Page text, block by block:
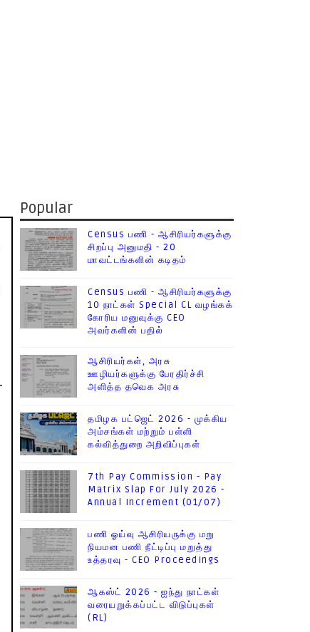
Popular
Census பணி - ஆசிரியர்களுக்கு
சிறப்பு அனுமதி - 20
மாவட்டங்களின் கடிதம்
Census பணி - ஆசிரியர்களுக்கு
10 நாட்கள் Special CL வழங்கக்
கோரிய மனுவுக்கு CEO
அவர்களின் பதில்
ஆசிரியர்கள், அரசு
ஊழியர்களுக்கு பேரதிர்ச்சி
அளித்த தவெக அரசு
தமிழக பட்ஜெட் 2026 - முக்கிய
அம்சங்கள் மற்றும் பள்ளி
கல்வித்துறை அறிவிப்புகள்
7th Pay Commission - Pay
Matrix Slap For July 2026 -
Annual Increment (01/07)
பணி ஓய்வு ஆசிரியருக்கு மறு
நியமன பணி நீட்டிப்பு மறுத்து
உத்தரவு - CEO Proceedings
ஆகஸ்ட் 2026 - ஐந்து நாட்கள்
வரையறுக்கப்பட்ட விடுப்புகள்
(RL)